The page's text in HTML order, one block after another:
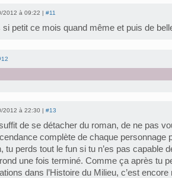
2012 à 09:22 | #11
si petit ce mois quand même et puis de
2012 à 22:30 | #13
de se détacher du roman, de ne pas
complète de chaque personnage
tu perds tout le fun si tu n’es pas capable
une fois terminé. Comme ça après tu
dans l’Histoire du Milieu, c’est